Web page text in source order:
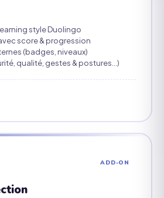
style Duolingo
score & progression
(badges, niveaux)
qualité, gestes & postures…)
ADD-ON